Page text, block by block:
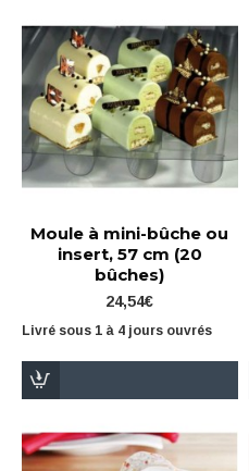
Moule à mini-bûche ou
insert, 57 cm (20
bûches)
24,54€
Livré sous 1 à 4 jours ouvrés